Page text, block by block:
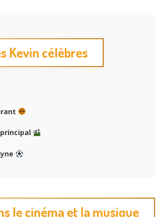
Kevin célèbres
le cinéma et la musique